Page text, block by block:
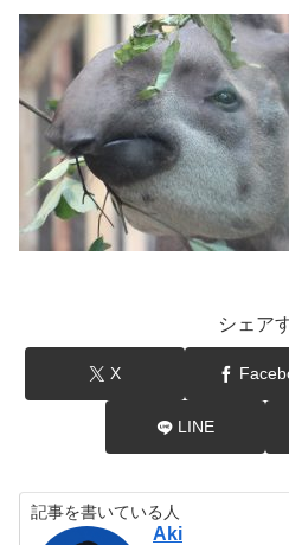
シェア
X
LINE
記事を書いている人
Aki